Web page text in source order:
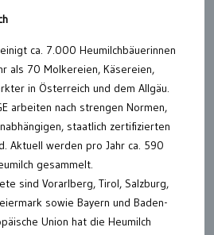
ca. 7.000 Heumilchbäuerinnen
als 70 Molkereien, Käsereien,
in Österreich und dem Allgäu.
arbeiten nach strengen Normen,
staatlich zertifizierten
Aktuell werden pro Jahr ca. 590
gesammelt.
sind Vorarlberg, Tirol, Salzburg,
sowie Bayern und Baden-
Union hat die Heumilch